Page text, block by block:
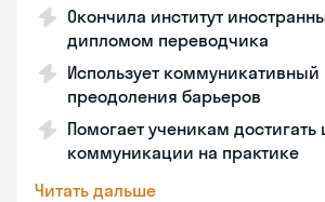
Окончила институт
дипломом переводчика
Использует коммуникативный
преодоления барьеров
Помогает ученикам достигать
коммуникации на практике
Читать дальше